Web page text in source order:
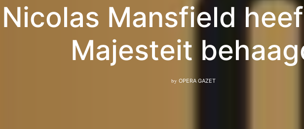
Nicolas Mansfield
Majesteit
by OPERA GAZET